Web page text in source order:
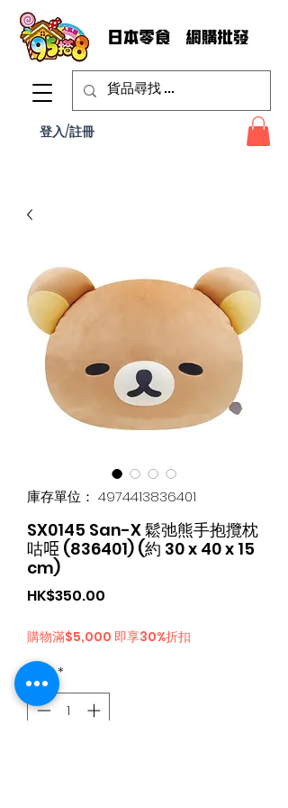
登入/註冊
庫存單位： 4974413836401
SX0145 San-X 鬆弛熊手抱攬枕
咕𠱸 (836401) (約 30 x 40 x 15
cm)
HK$350.00
購物滿$5,000 即享30%折扣
數量*